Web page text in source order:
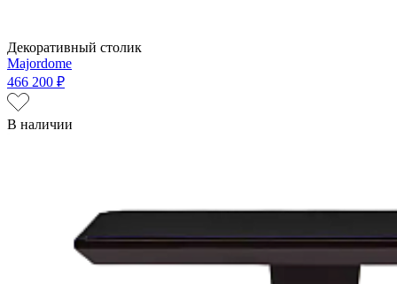
Декоративный столик
Majordome
466 200 ₽
В наличии